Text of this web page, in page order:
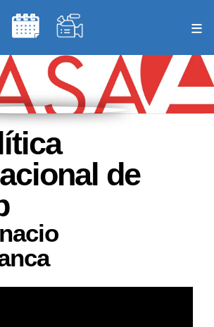
al
principal
de